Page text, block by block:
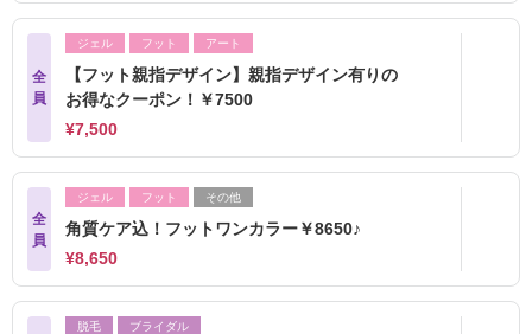
全
員
ジェル フット アート
【フット親指デザイン】親指デザイン有りの
お得なクーポン！￥7500
¥7,500
全
員
ジェル フット その他
角質ケア込！フットワンカラー￥8650♪
¥8,650
脱毛 ブライダル